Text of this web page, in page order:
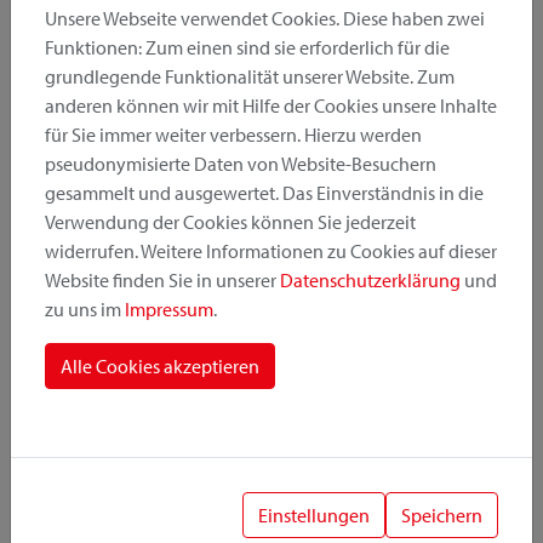
Produktkategorie
Montageposition
Befestigungssystem
Unsere Webseite verwendet Cookies. Diese haben zwei
Funktionen: Zum einen sind sie erforderlich für die
grundlegende Funktionalität unserer Website. Zum
anderen können wir mit Hilfe der Cookies unsere Inhalte
für Sie immer weiter verbessern. Hierzu werden
pseudonymisierte Daten von Website-Besuchern
gesammelt und ausgewertet. Das Einverständnis in die
Verwendung der Cookies können Sie jederzeit
widerrufen. Weitere Informationen zu Cookies auf dieser
Website finden Sie in unserer Datenschutzerklärung und
zu uns im Impressum.
Alle Cookies akzeptieren
Einstellungen Speichern